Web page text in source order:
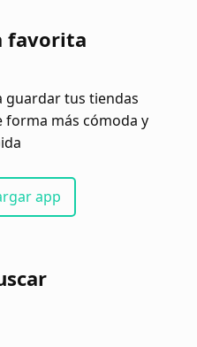
favorita
guardar tus tiendas
más cómoda y
app